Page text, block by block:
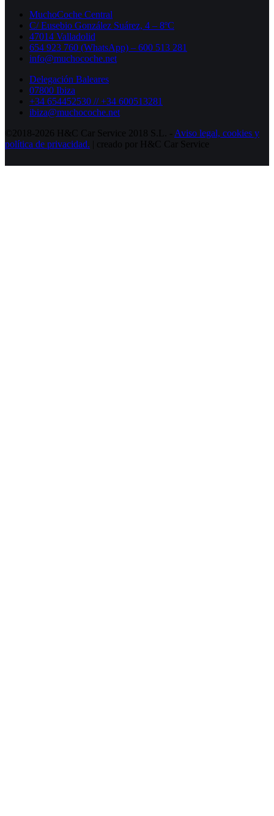
MuchoCoche Central
C/ Eusebio González Suárez, 4 – 8ºC
47014 Valladolid
654 923 760 (WhatsApp) – 600 513 281
info@muchocoche.net
Delegación Baleares
07800 Ibiza
+34 654452530 // +34 600513281
ibiza@muchocoche.net
©2018-2026 H&C Car Service 2018 S.L. - Aviso legal, cookies y
política de privacidad. | creado por H&C Car Service